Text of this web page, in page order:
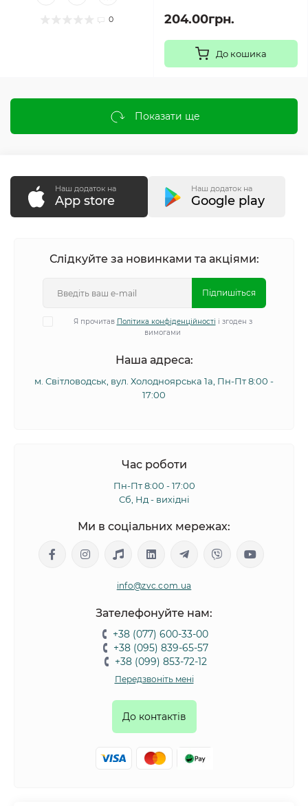
0 204.00грн.
До кошика
Показати ще
Наш додаток на
App store
Наш додаток на
Google play
Слідкуйте за новинками та акціями:
Підпишіться
Я прочитав Політика конфіденційності і згоден з
вимогами
Наша адреса:
м. Світловодськ, вул. Холодноярська 1а, Пн-Пт 8:00 -
17:00
Час роботи
Пн-Пт 8:00 - 17:00
Сб, Нд - вихідні
Ми в соціальних мережах:
info@zvc.com.ua
Зателефонуйте нам:
+38 (077) 600-33-00
+38 (095) 839-65-57
+38 (099) 853-72-12
Передзвоніть мені
До контактів